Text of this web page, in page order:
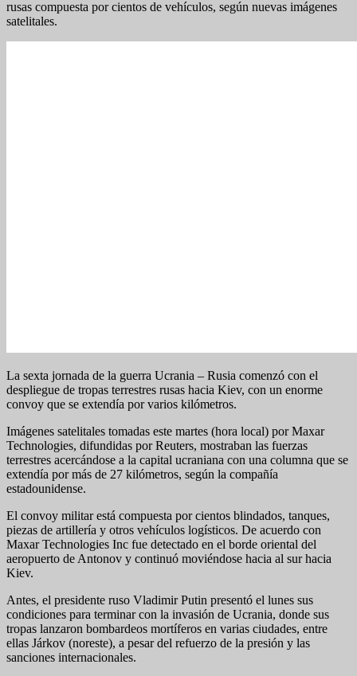
rusas compuesta por cientos de vehículos, según nuevas imágenes
satelitales.
La sexta jornada de la guerra Ucrania – Rusia comenzó con el
despliegue de tropas terrestres rusas hacia Kiev, con un enorme
convoy que se extendía por varios kilómetros.
Imágenes satelitales tomadas este martes (hora local) por Maxar
Technologies, difundidas por Reuters, mostraban las fuerzas
terrestres acercándose a la capital ucraniana con una columna que se
extendía por más de 27 kilómetros, según la compañía
estadounidense.
El convoy militar está compuesta por cientos blindados, tanques,
piezas de artillería y otros vehículos logísticos. De acuerdo con
Maxar Technologies Inc fue detectado en el borde oriental del
aeropuerto de Antonov y continuó moviéndose hacia al sur hacia
Kiev.
Antes, el presidente ruso Vladimir Putin presentó el lunes sus
condiciones para terminar con la invasión de Ucrania, donde sus
tropas lanzaron bombardeos mortíferos en varias ciudades, entre
ellas Járkov (noreste), a pesar del refuerzo de la presión y las
sanciones internacionales.